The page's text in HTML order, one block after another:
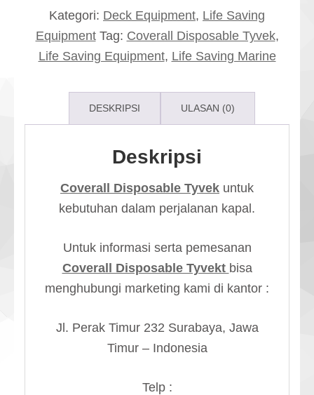
Kategori: Deck Equipment, Life Saving
Equipment Tag: Coverall Disposable Tyvek,
Life Saving Equipment, Life Saving Marine
DESKRIPSI ULASAN (0)
Deskripsi
Coverall Disposable Tyvek untuk
kebutuhan dalam perjalanan kapal.
Untuk informasi serta pemesanan
Coverall Disposable Tyvekt bisa
menghubungi marketing kami di kantor :
Jl. Perak Timur 232 Surabaya, Jawa
Timur – Indonesia
Telp :